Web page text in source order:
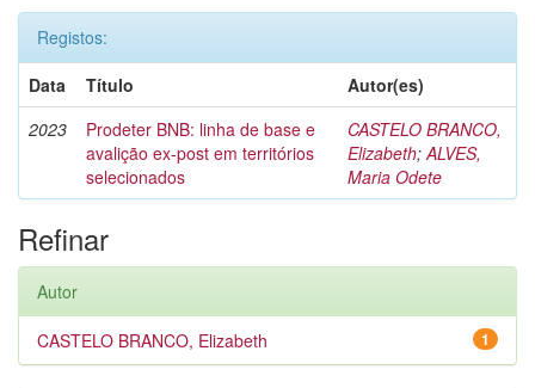
Registos:
Data
Título
Autor(es)
2023
Prodeter BNB: linha de base e
avalição ex-post em territórios
selecionados
CASTELO BRANCO,
Elizabeth;ALVES,
Maria Odete
Refinar
Autor
1
CASTELO BRANCO, Elizabeth